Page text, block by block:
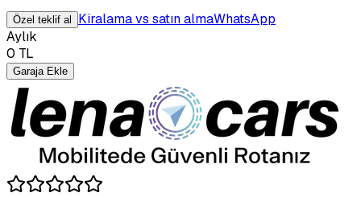
Özel teklif al Kiralama vs satın almaWhatsApp
Aylık
0 TL
Garaja Ekle